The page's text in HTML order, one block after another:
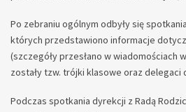
Po zebraniu ogólnym odbyły się
których przedstawiono informacje
(szczegóły przesłano w wiadomościach
zostały tzw. trójki klasowe oraz delegaci
Podczas spotkania dyrekcji z Radą